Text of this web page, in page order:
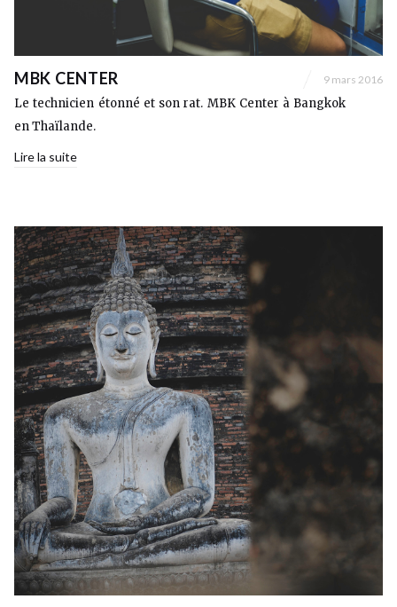
MBK CENTER 9 mars 2016
Le technicien étonné et son rat. MBK Center à Bangkok
en Thaïlande.
Lire la suite